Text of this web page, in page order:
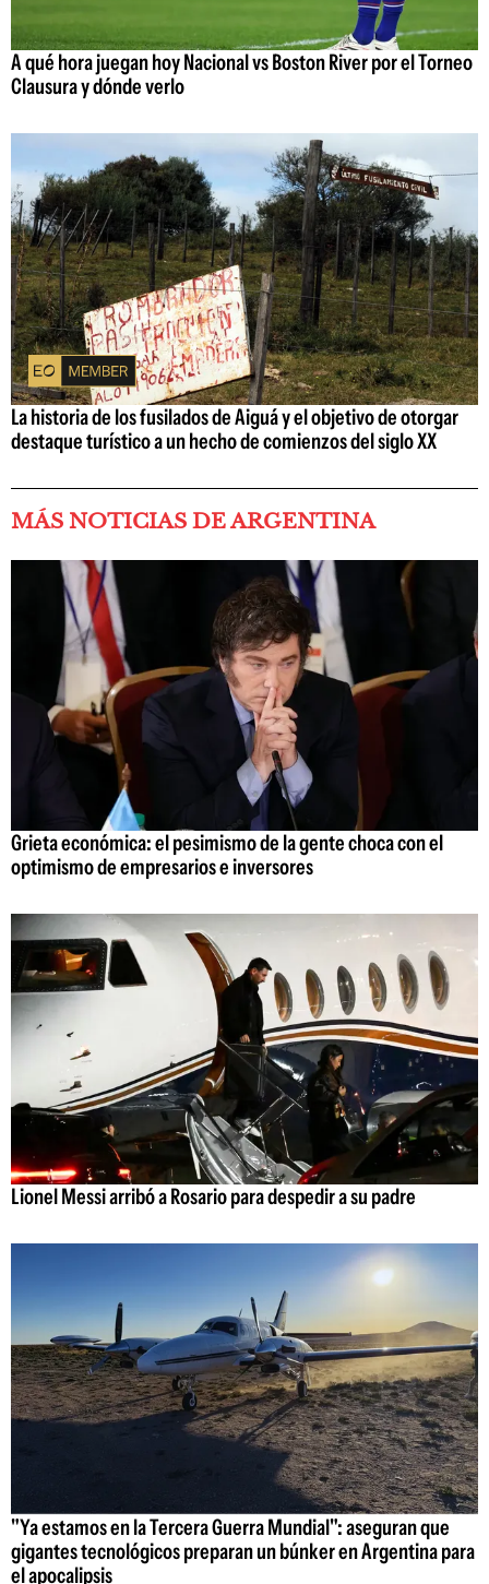
A qué hora juegan hoy Nacional vs Boston River por el Torneo
Clausura y dónde verlo
La historia de los fusilados de Aiguá y el objetivo de otorgar
destaque turístico a un hecho de comienzos del siglo XX
MÁS NOTICIAS DE ARGENTINA
Grieta económica: el pesimismo de la gente choca con el
optimismo de empresarios e inversores
Lionel Messi arribó a Rosario para despedir a su padre
"Ya estamos en la Tercera Guerra Mundial": aseguran que
gigantes tecnológicos preparan un búnker en Argentina para
el apocalipsis